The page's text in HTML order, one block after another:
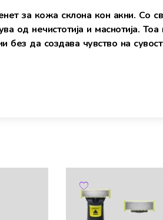
за кожа склона кон акни. Со
од нечистотија и маснотија.
без да создава чувство на